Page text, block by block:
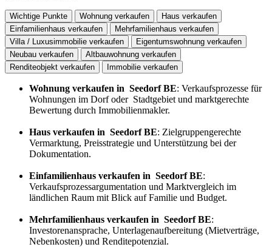
Wichtige Punkte Wohnung verkaufen
Haus verkaufen
Einfamilienhaus verkaufen
Mehrfamilienhaus verkaufen
Villa / Luxusimmobilie verkaufen
Eigentumswohnung verkaufen
Neubau verkaufen
Altbauwohnung verkaufen
Renditeobjekt verkaufen
Immobilie verkaufen
Wohnung verkaufen in Seedorf BE: Verkaufsprozesse für
Wohnungen im Dorf oder Stadtgebiet und marktgerechte
Bewertung durch Immobilienmakler.
Haus verkaufen in Seedorf BE: Zielgruppengerechte
Vermarktung, Preisstrategie und Unterstützung bei der
Dokumentation.
Einfamilienhaus verkaufen in Seedorf BE:
Verkaufsprozessargumentation und Marktvergleich im
ländlichen Raum mit Blick auf Familie und Budget.
Mehrfamilienhaus verkaufen in Seedorf BE:
Investorenansprache, Unterlagenaufbereitung (Mietverträge,
Nebenkosten) und Renditepotenzial.